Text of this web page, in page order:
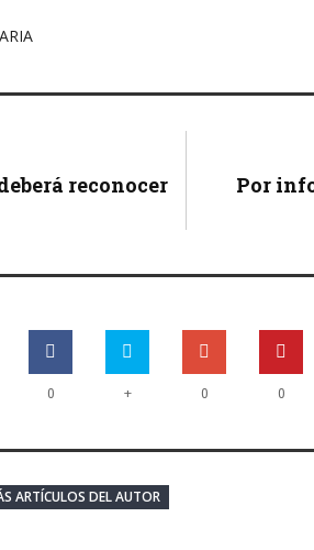
reconocer
Por
0 + 0 0
ARTÍCULOS DEL AUTOR